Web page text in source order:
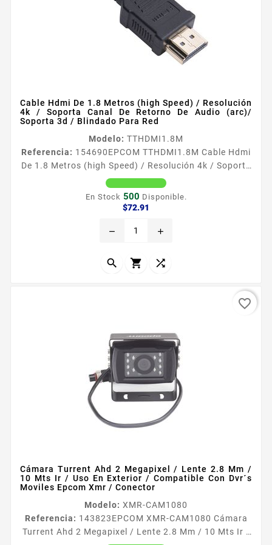
Cable Hdmi De 1.8 Metros (high Speed) / Resolución
4k / Soporta Canal De Retorno De Audio (arc)/
Soporta 3d / Blindado Para Red
Modelo: TTHDMI1.8M
Referencia: 154690EPCOM TTHDMI1.8M Cable Hdmi
De 1.8 Metros (high Speed) / Resolución 4k / Soporta
Canal De Retorno De Audio (arc)/ Soporta 3d /
Blindado Para Red TTHDMI18M CABLE HDMI DALTA
RESOLUCION EN 4K D18 M 590 FT El cable
conexioacuten de hasta 18 metros entre sus
especificaciones precisas y totalmente probado
para...
En Stock 500 Disponible.
$72.91
remove add
  
Cámara Turrent Ahd 2 Megapixel / Lente 2.8 Mm /
10 Mts Ir / Uso En Exterior / Compatible Con Dvr´s
Moviles Epcom Xmr / Conector
Modelo: XMR-CAM1080
Referencia: 143823EPCOM XMR-CAM1080 Cámara
Turrent Ahd 2 Megapixel / Lente 2.8 Mm / 10 Mts Ir /
favorite_border